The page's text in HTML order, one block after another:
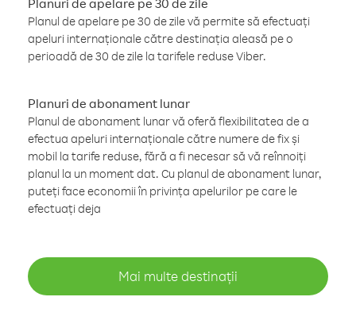
Planuri de apelare pe 30 de zile
Planul de apelare pe 30 de zile vă permite să efectuați
apeluri internaționale către destinația aleasă pe o
perioadă de 30 de zile la tarifele reduse Viber.
Planuri de abonament lunar
Planul de abonament lunar vă oferă flexibilitatea de a
efectua apeluri internaționale către numere de fix și
mobil la tarife reduse, fără a fi necesar să vă reînnoiți
planul la un moment dat. Cu planul de abonament lunar,
puteți face economii în privința apelurilor pe care le
efectuați deja
Mai multe destinații